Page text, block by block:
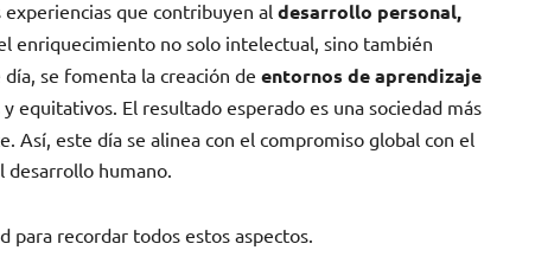
experiencias que contribuyen aldesarrollo personal,
enriquecimiento no solo intelectual, sino también
se fomenta la creación deentornos de aprendizaje
equitativos. El resultado esperado es una sociedad más
Así, este día se alinea con el compromiso global con el
desarrollo humano.
para recordar todos estos aspectos.